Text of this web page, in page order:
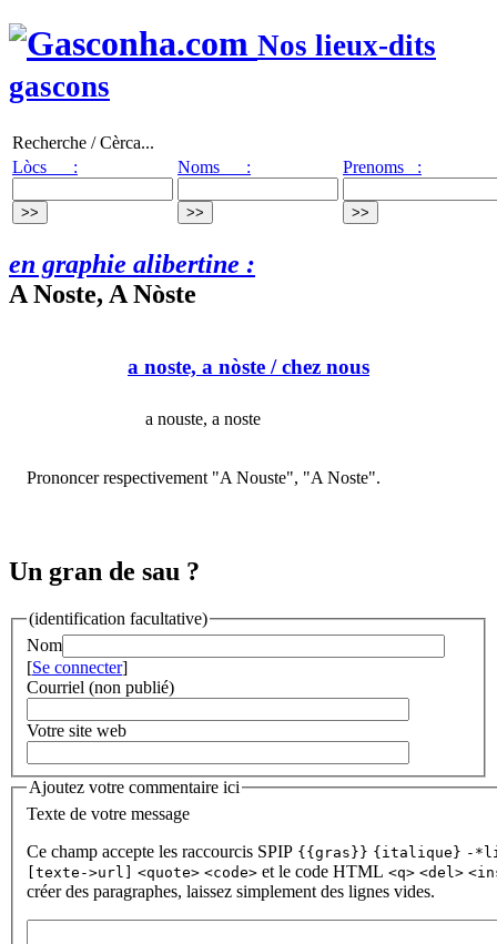
Nos lieux-dits
gascons
Recherche / Cèrca...
Lòcs :
Noms : Prenoms :
en graphie alibertine :
A Noste, A Nòste
a noste, a nòste / chez nous
a nouste, a noste
Prononcer respectivement "A Nouste", "A Noste".
Un gran de sau ?
(identification facultative)
Nom
[Se connecter]
Courriel (non publié)
Votre site web
Ajoutez votre commentaire ici
Texte de votre message
Ce champ accepte les raccourcis SPIP {{gras}} {italique} -
[texte->url] <quote> <code> et le code HTML <q> <del>
créer des paragraphes, laissez simplement des lignes vides.